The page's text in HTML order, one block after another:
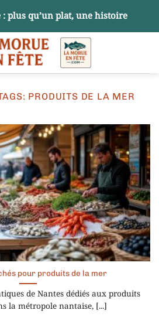
plus qu’un plat, une histoire
PRODUITS DE LA MER
pour produits de la mer
de Nantes dédiés aux produits
la métropole nantaise, [...]